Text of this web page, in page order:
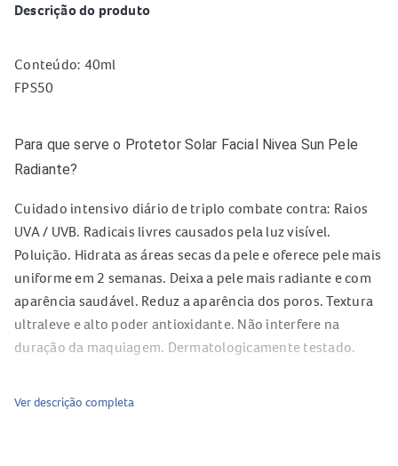
Descrição do produto
Conteúdo: 40ml
FPS50
Para que serve o Protetor Solar Facial Nivea Sun Pele
Radiante?
Cuidado intensivo diário de triplo combate contra: Raios
UVA / UVB. Radicais livres causados pela luz visível.
Poluição. Hidrata as áreas secas da pele e oferece pele mais
uniforme em 2 semanas. Deixa a pele mais radiante e com
aparência saudável. Reduz a aparência dos poros. Textura
ultraleve e alto poder antioxidante. Não interfere na
duração da maquiagem. Dermatologicamente testado.
Quais os benefícios do Protetor Solar Facial NiveaSun
Ver descrição completa